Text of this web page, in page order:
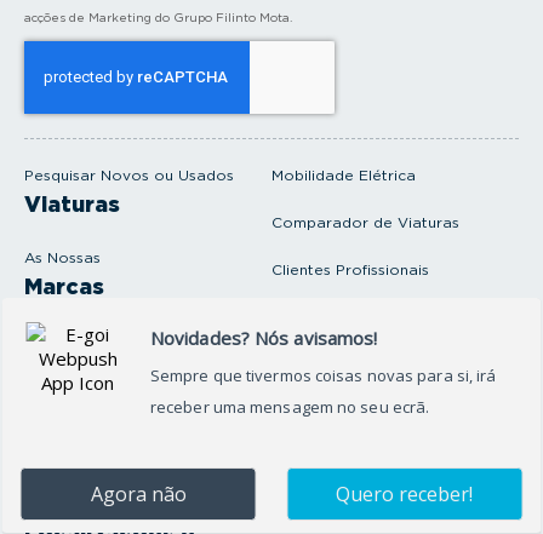
Pesquisar Novos ou Usados
Viaturas
As Nossas
Marcas
Produtos e serviços
Oficina
Onde Estamos
Mobilidade Elétrica
Comparador de Viaturas
Clientes Profissionais
Seguros Protector
Artigos e Notícias
acções de Marketing do Grupo Filinto Mota.